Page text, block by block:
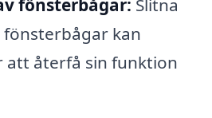
fönsterbågar: Slitna
fönsterbågar kan
att återfå sin funktion